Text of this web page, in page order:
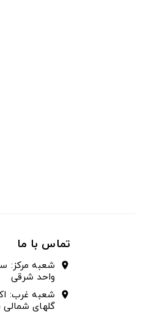
تماس با ما
location_on
واحد شرقی
location_on
شعبه غرب:
گلهای شمالی طبقه ۲